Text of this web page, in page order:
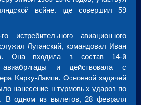
войне, где совершил 59
истребительного авиационного
Луганский, командовал Иван
Она входила в состав 14-й
авиабригады и действовала с
Карху-Лампи. Основной задачей
нанесение штурмовых ударов по
В одном из вылетов, 28 февраля